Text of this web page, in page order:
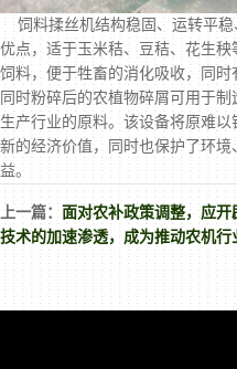
饲料揉丝机结构稳固、运转平
优点，适于玉米秸、豆秸、花生
饲料，便于牲畜的消化吸收，同
同时粉碎后的农植物碎屑可用于
生产行业的原料。该设备将原难
新的经济价值，同时也保护了环
益。
上一篇： 面对农补政策调整，应
技术的加速渗透，成为推动农机